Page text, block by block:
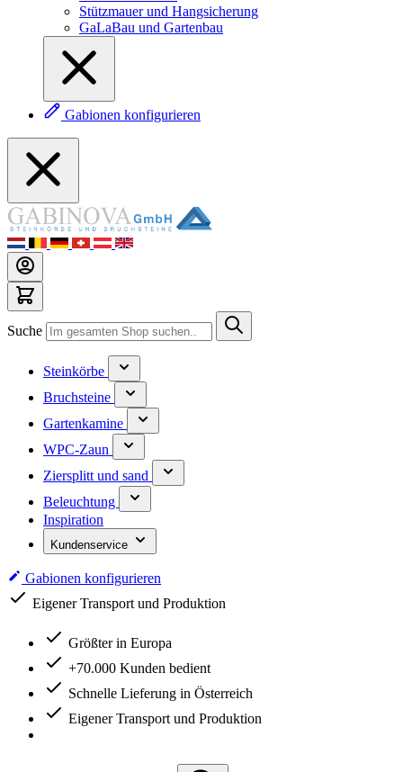
Stützmauer und Hangsicherung
GaLaBau und Gartenbau
Gabionen konfigurieren
Suche
Steinkörbe
Bruchsteine
Gartenkamine
WPC-Zaun
Ziersplitt und sand
Beleuchtung
Inspiration
Kundenservice
Gabionen konfigurieren
Größter in Europa
+70.000 Kunden bedient
Schnelle Lieferung in Österreich
Eigener Transport und Produktion